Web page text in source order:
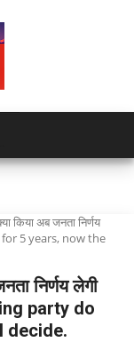
किया अब जनता निर्णय
for 5 years, now the
निर्णय लेगी
party do
decide.